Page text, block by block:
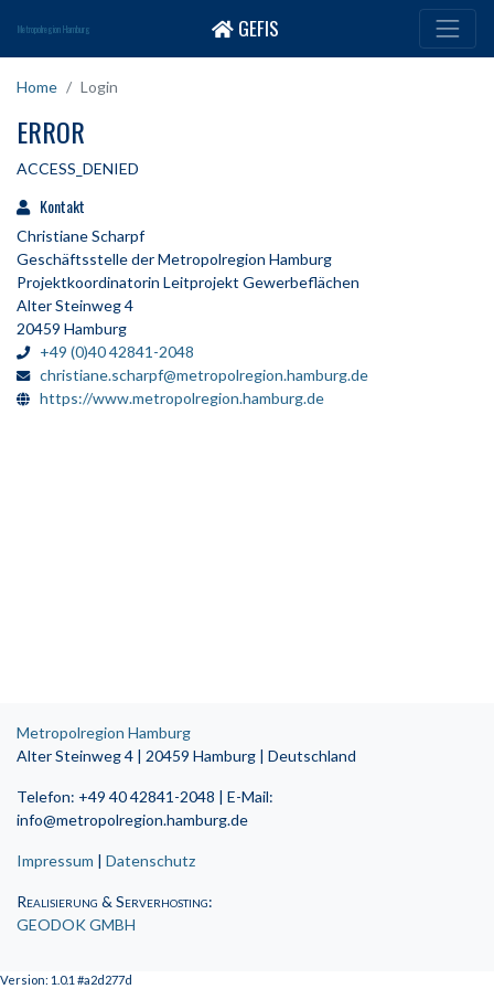
Metropolregion Hamburg GEFIS
Home Login
ERROR
ACCESS_DENIED
Kontakt
Christiane Scharpf
Geschäftsstelle der Metropolregion Hamburg
Projektkoordinatorin Leitprojekt Gewerbeflächen
Alter Steinweg 4
20459 Hamburg
+49 (0)40 42841-2048
christiane.scharpf@metropolregion.hamburg.de
https://www.metropolregion.hamburg.de
Metropolregion Hamburg
Alter Steinweg 4 | 20459 Hamburg | Deutschland
Telefon: +49 40 42841-2048 | E-Mail:
info@metropolregion.hamburg.de
Impressum | Datenschutz
Realisierung & Serverhosting:
GEODOK GMBH
Version: 1.0.1 #a2d277d